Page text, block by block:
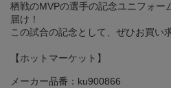
栖戦のMVPの選手の記念ユニフォー
届け！
この試合の記念として、ぜひお買い
【ホットマーケット】
メーカー品番：ku900866